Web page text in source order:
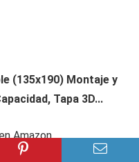
(135x190) Montaje y
Tapa 3D...
Amazon